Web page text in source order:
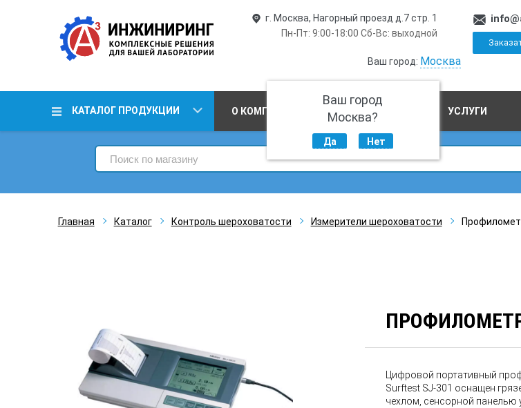
г. Москва, Нагорный проезд д.7 стр. 1
Пн-Пт: 9:00-18:00 Сб-Вс: выходной
Ваш город: Москва
Ваш город
Москва?
Да Нет
КАТАЛОГ ПРОДУКЦИИ О КОМПАНИИ ПРОИЗВОДСТВО УСЛУГИ
Главная Каталог Контроль шероховатости Измерители шероховатости
ПРОФИЛОМЕТР
Цифровой портативный
Surftest SJ-301 оснащен
чехлом, сенсорной панелью